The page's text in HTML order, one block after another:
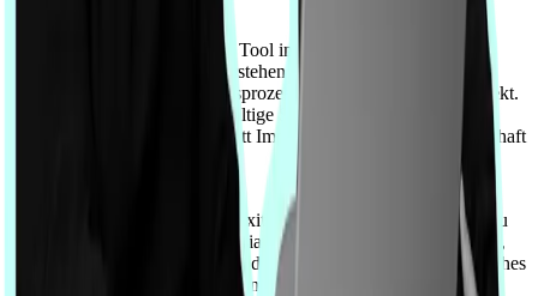
Bei MESKRU steht nicht das Tool im Mittelpunkt, sondern die
Organisation dahinter. Wir verstehen Digitalisierung als
kontinuierlichen Entwicklungsprozess, nicht als einmaliges Projekt.
Deshalb setzen wir auf nachhaltige Strukturen statt kurzfristiger
Lösungen, auf Governance statt Improvisation und auf Partnerschaft
Unser Anspruch ist es, Komplexität zu reduzieren und Klarheit zu
schaffen. Wir entwickeln Atlassian-Umgebungen, die transparent,
skalierbar und zukunftsfähig sind. Dabei verbinden wir strategisches
Denken mit technischer Exzellenz – immer mit dem Ziel, echten